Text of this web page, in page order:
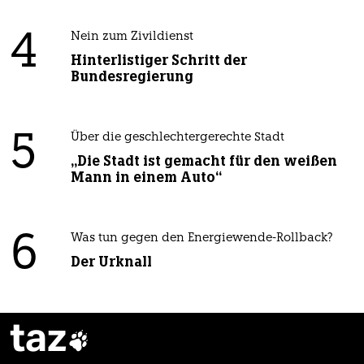
4 Nein zum Zivildienst
Hinterlistiger Schritt der
Bundesregierung
5 Über die geschlechtergerechte Stadt
„Die Stadt ist gemacht für den weißen
Mann in einem Auto“
6 Was tun gegen den Energiewende-Rollback?
Der Urknall
taz